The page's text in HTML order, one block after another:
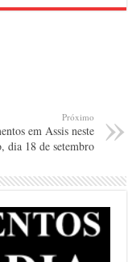
Próximo
em Assis neste
dia 18 de setembro